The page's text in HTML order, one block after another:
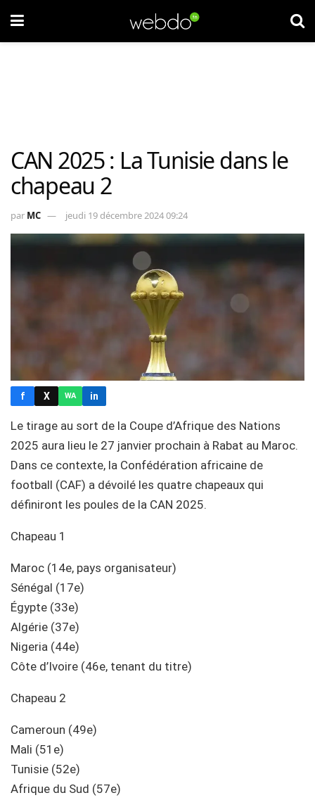
CAN 2025 : La Tunisie dans le
chapeau 2
par MC jeudi 19 décembre 2024 09:24
f X WA in
Le tirage au sort de la Coupe d’Afrique des Nations
2025 aura lieu le 27 janvier prochain à Rabat au Maroc.
Dans ce contexte, la Confédération africaine de
football (CAF) a dévoilé les quatre chapeaux qui
définiront les poules de la CAN 2025.
Chapeau 1
Maroc (14e, pays organisateur)
Sénégal (17e)
Égypte (33e)
Algérie (37e)
Nigeria (44e)
Côte d’Ivoire (46e, tenant du titre)
Chapeau 2
Cameroun (49e)
Mali (51e)
Tunisie (52e)
Afrique du Sud (57e)